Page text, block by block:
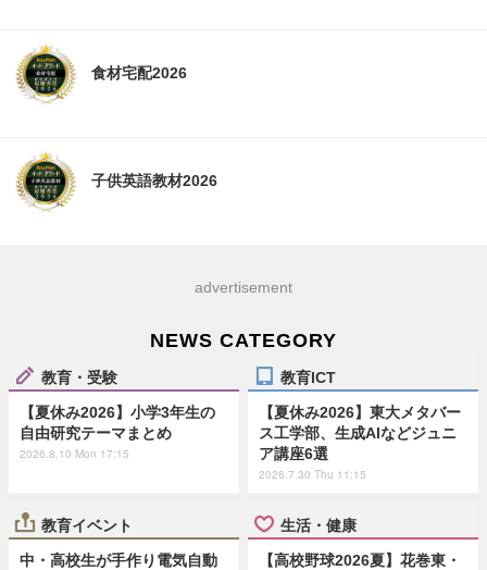
食材宅配2026
子供英語教材2026
advertisement
NEWS CATEGORY
教育・受験
【夏休み2026】小学3年生の
自由研究テーマまとめ
2026.8.10 Mon 17:15
教育ICT
【夏休み2026】東大メタバー
ス工学部、生成AIなどジュニ
ア講座6選
2026.7.30 Thu 11:15
教育イベント
中・高校生が手作り電気自動
生活・健康
【高校野球2026夏】花巻東・